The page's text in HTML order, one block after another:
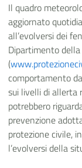
Il quadro
aggiornato
all’evolversi dei
Dipartimento
(
comportamento
sui livelli di allerta
potrebbero
prevenzione
protezione civile,
l’evolversi della